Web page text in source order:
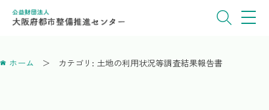
ホーム カテゴリ: 土地の利用状況等調査結果報告書